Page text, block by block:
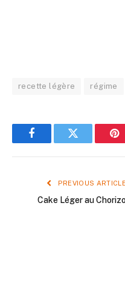
recette légère régime
FacebookTwitter
PREVIOUS ARTICLE
Cake Léger au Chorizo